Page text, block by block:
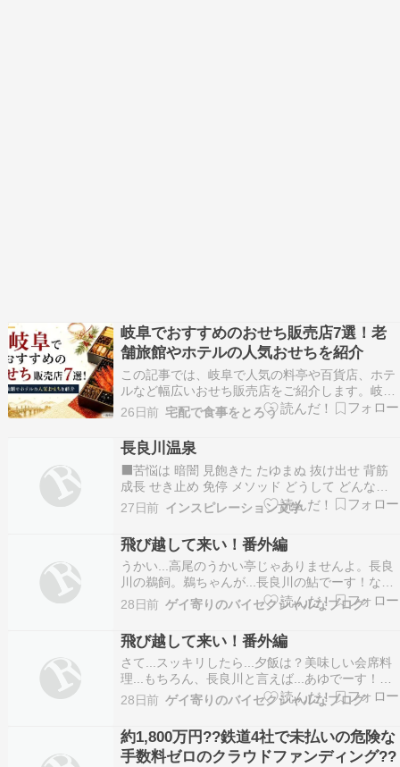
岐阜でおすすめのおせち販売店7選！老
舗旅館やホテルの人気おせちを紹介
この記事では、岐阜で人気の料亭や百貨店、ホテ
ルなど幅広いおせち販売店をご紹介します。岐阜
県内には、地元食材を生かしたおせちを販売する
ホテルや旅館、地域密着型スーパーなど、さまざ
まな選択肢があります。店舗ごとの特徴や予約方
法を比較しながら、自分に合ったおせちを見つけ
られるようにま…
26日前 宅配で食事をとろう
長良川温泉
⬛️苦悩は 暗闇 見飽きた たゆまぬ 抜け出せ 背筋
成長 せき止め 免停 メソッド どうして どんなに
どれも どや顔 ながなが 書かれると 長良川温泉
自由 型に はまらない
27日前 インスピレーション文学
飛び越して来い！番外編
うかい...高尾のうかい亭じゃありませんよ。長良
川の鵜飼。鵜ちゃんが...長良川の鮎でーす！なん
かを摂って来るです。鵜匠さん？鵜飼名人な鵜を
操ってる人たちが、うかい亭してるんです。で、
せっかく摂った鵜から、オエーって鮎でーす的な
川魚を吐き出させるんです。これって、動物愛護
的には…
28日前 ゲイ寄りのバイセクシャルなブログ
飛び越して来い！番外編
さて...スッキリしたら...夕飯は？美味しい会席料
理...もちろん、長良川と言えば...あゆでーす！
の...鮎の塩焼き。でも、夕飯スタートがちょっち
早いんですね。５時頃スタート。て、ことは...最
終日だから、時間をかけて何度も何度も、何度も
イカされる濃厚なチョメリンピック開催…
28日前 ゲイ寄りのバイセクシャルなブログ
約1,800万円??鉄道4社で未払いの危険な
手数料ゼロのクラウドファンディング??